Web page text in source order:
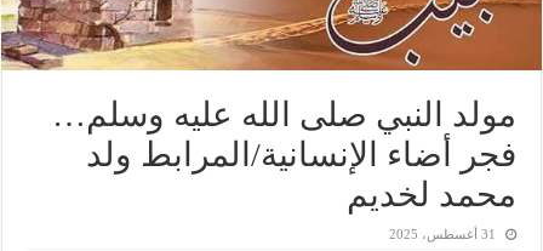
مولد النبي صلى الله عليه وسلم…
فجر أضاء الإنسانية/المرابط ولد
محمد لخديم
31 أغسطس، 2025